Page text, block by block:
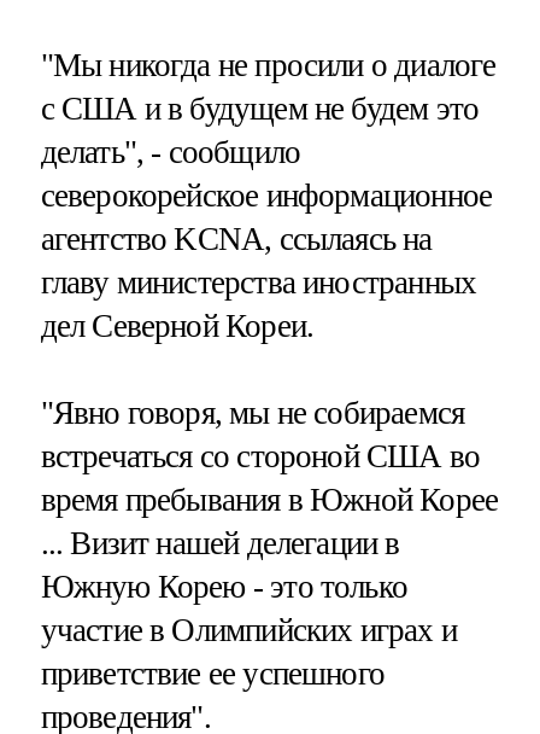
"Мы никогда не просили о диалоге
с США и в будущем не будем это
делать", - сообщило
северокорейское информационное
агентство KCNA, ссылаясь на
главу министерства иностранных
дел Северной Кореи.
"Явно говоря, мы не собираемся
встречаться со стороной США во
время пребывания в Южной Корее
... Визит нашей делегации в
Южную Корею - это только
участие в Олимпийских играх и
приветствие ее успешного
проведения".